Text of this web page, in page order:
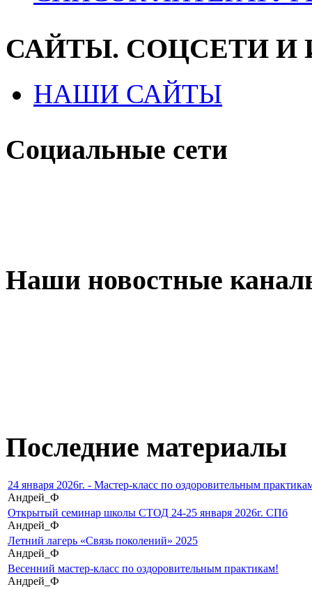
САЙТЫ. СОЦСЕТИ
НАШИ САЙТЫ
Социальные сети
Наши новостные
Последние материалы
24 января 2026г. - Мастер-класс по оздоровительным
Андрей_Ф
Открытый семинар школы СТОД 24-25 января 2026г. СПб
Андрей_Ф
Летний лагерь «Связь поколений» 2025
Андрей_Ф
Весенний мастер-класс по оздоровительным практикам!
Андрей_Ф